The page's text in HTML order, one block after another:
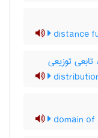
distance
توزیعی
domain